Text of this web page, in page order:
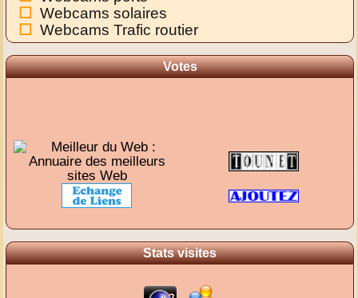
Webcams solaires
Webcams Trafic routier
Votes
Stats visites